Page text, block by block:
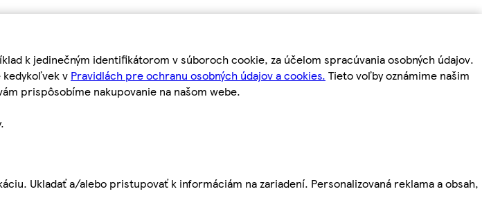
k jedinečným identifikátorom v súboroch cookie, za účelom spracúvania osobných údajov.
v Pravidlách pre ochranu osobných údajov a cookies. Tieto voľby oznámime našim
prispôsobíme nakupovanie na našom webe.
Ukladať a/alebo pristupovať k informáciám na zariadení. Personalizovaná reklama a obsah,